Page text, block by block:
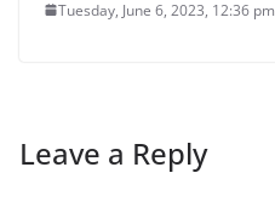
Tuesday, June 6, 2023, 12:36 pm
Leave a Reply